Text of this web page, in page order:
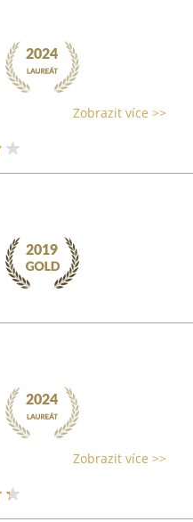
Zobrazit více >>
Zobrazit více >>